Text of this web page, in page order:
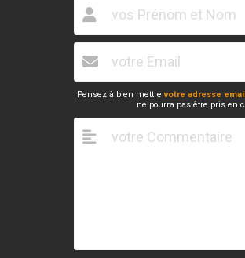
Pensez à bien mettrevotre adresse email
ne pourra pas être pris en